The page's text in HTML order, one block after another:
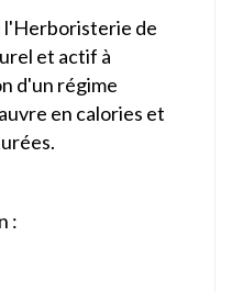
l'Herboristerie de
et actif à
d'un régime
en calories et
: